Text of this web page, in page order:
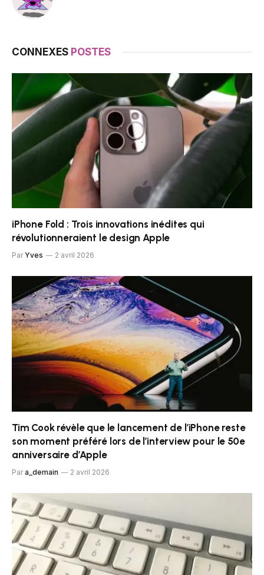
CONNEXES POSTES
iPhone Fold : Trois innovations inédites qui
révolutionneraient le design Apple
Par Yves 2 avril 2026
Tim Cook révèle que le lancement de l’iPhone reste
son moment préféré lors de l’interview pour le 50e
anniversaire d’Apple
Par a_demain 2 avril 2026